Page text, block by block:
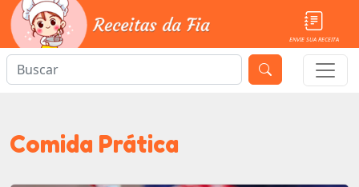
ENVIE SUA RECEITA
Comida Prática